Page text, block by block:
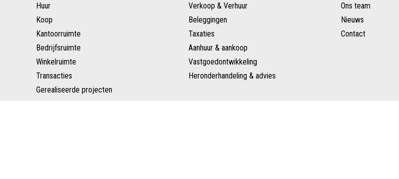
Huur
Koop
Kantoorruimte
Bedrijfsruimte
Winkelruimte
Transacties
Gerealiseerde projecten
Verkoop & Verhuur
Beleggingen
Taxaties
Aanhuur & aankoop
Vastgoedontwikkeling
Heronderhandeling & advies
Ons team
Nieuws
Contact